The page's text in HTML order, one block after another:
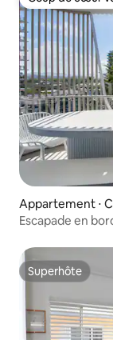
Coup de cœur
Appartement ⋅
Escapade en
Superhôte
Superhôte